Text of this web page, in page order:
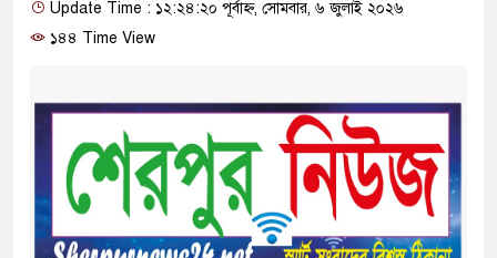
Update Time : ১২:২৪:২০ পূর্বাহ্ন, সোমবার, ৬ জুলাই ২০২৬
১৪৪ Time View